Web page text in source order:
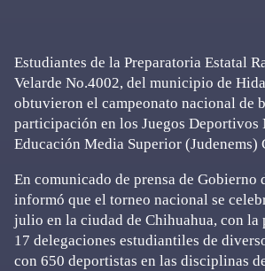
Estudiantes de la Preparatoria Estatal
Velarde No.4002, del municipio de
obtuvieron el campeonato nacional de
participación en los Juegos Deportivos
Educación Media Superior (Judenems)
En comunicado de prensa de Gobierno
informó que el torneo nacional se
julio en la ciudad de Chihuahua, con la
17 delegaciones estudiantiles de
con 650 deportistas en las disciplinas